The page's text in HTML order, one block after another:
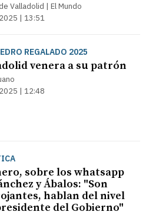
Valladolid | El Mundo
| 13:51
REGALADO 2025
venera a su patrón
| 12:48
sobre los whatsapp
y Ábalos: "Son
hablan del nivel
del Gobierno"